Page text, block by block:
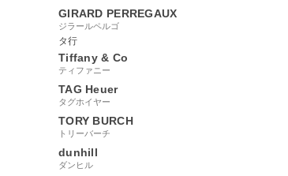
GIRARD PERREGAUX
ジラールペルゴ
タ行
Tiffany & Co
ティファニー
TAG Heuer
タグホイヤー
TORY BURCH
トリーバーチ
dunhill
ダンヒル